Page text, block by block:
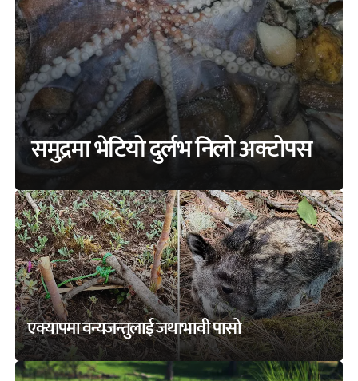
समुद्रमा भेटियो दुर्लभ निलो अक्टोपस
एक्यापमा वन्यजन्तुलाई जथाभावी पासो